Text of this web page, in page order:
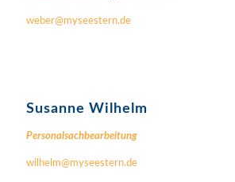
weber@myseestern.de
Susanne Wilhelm
Personalsachbearbeitung
wilhelm@myseestern.de